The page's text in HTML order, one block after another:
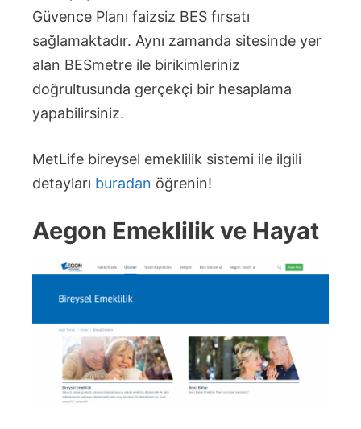
Güvence Planı faizsiz BES fırsatı
sağlamaktadır. Aynı zamanda sitesinde yer
alan BESmetre ile birikimleriniz
doğrultusunda gerçekçi bir hesaplama
yapabilirsiniz.
MetLife bireysel emeklilik sistemi ile ilgili
detayları buradan öğrenin!
Aegon Emeklilik ve Hayat